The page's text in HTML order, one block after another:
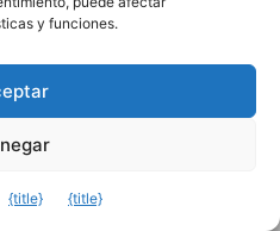
Instagram
del Sur
y funciones.
{title} {title}